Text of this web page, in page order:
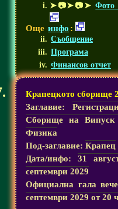
➤📷➤📷➤ Фото
Още инфо :
Съобщение
Програма
Финансов отчет
Крапецкото сборище
Заглавие:
Сборище на Випуск
Физика
Под-заглавие: Крапец
Дата/инфо: 31
септември 2029
Официална гала
септември 2029 от 20